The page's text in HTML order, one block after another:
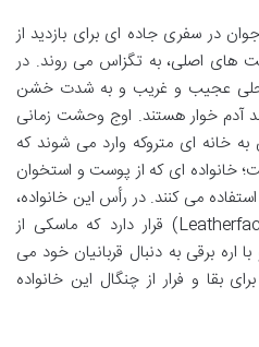
در سفری جاده ای برای بازدید از
های اصلی، به تگزاس می روند. در
محلی عجیب و غریب و به شدت خشن
آدم خوار هستند. اوج وحشت زمانی
خانه ای متروکه وارد می شوند که
خانواده ای که از پوست و استخوان
می کنند. در رأس این خانواده،
شخصیتی به نام «لدرفیس» (Leatherface) قرار دارد که ماسکی از
برقی به دنبال قربانیان خود می
بقا و فرار از چنگال این خانواده